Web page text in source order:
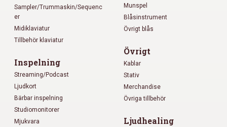
Sampler/Trummaskin/Sequenc
er
Midiklaviatur
Tillbehör klaviatur
Inspelning
Streaming/Podcast
Ljudkort
Bärbar inspelning
Studiomonitorer
Mjukvara
Munspel
Blåsinstrument
Övrigt blås
Övrigt
Kablar
Stativ
Merchandise
Övriga tillbehör
Ljudhealing